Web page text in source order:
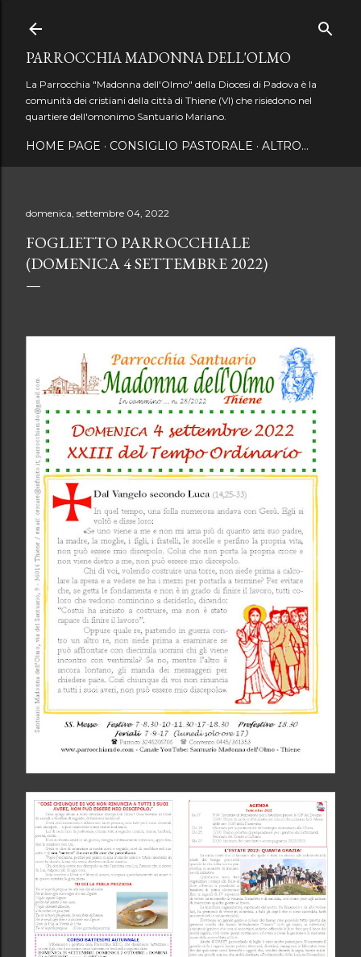
PARROCCHIA MADONNA DELL'OLMO
La Parrocchia "Madonna dell'Olmo" della Diocesi di Padova è la
comunità dei cristiani della città di Thiene (VI) che risiedono nel
quartiere dell'omonimo Santuario Mariano.
HOME PAGE CONSIGLIO PASTORALE ALTRO…
domenica, settembre 04, 2022
FOGLIETTO PARROCCHIALE
(DOMENICA 4 SETTEMBRE 2022)